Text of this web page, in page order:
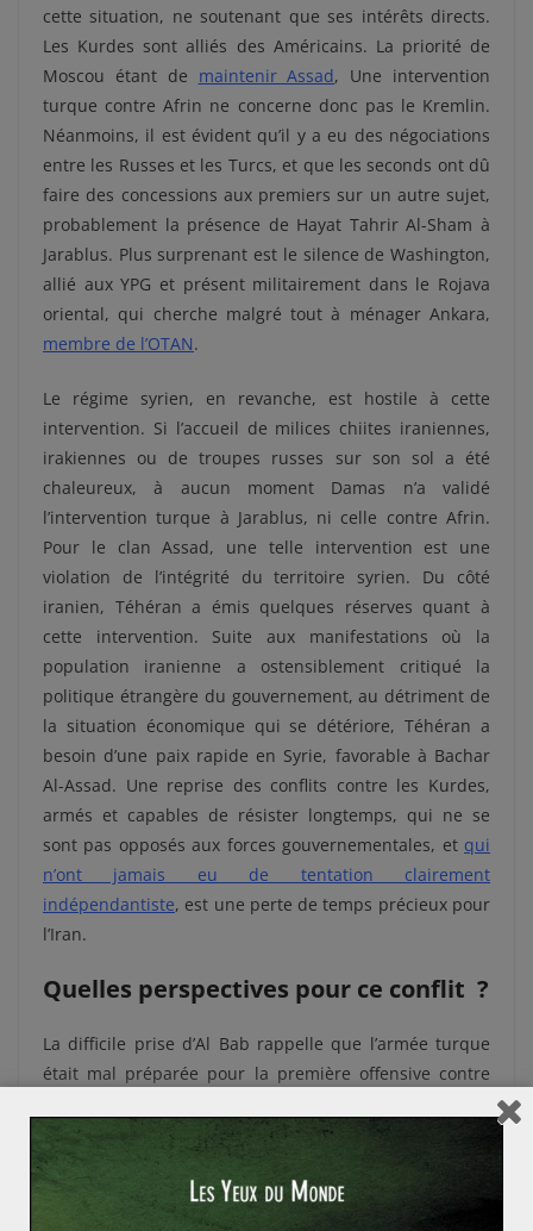
cette situation, ne soutenant que ses intérêts directs.
Les Kurdes sont alliés des Américains. La priorité de
Moscou étant de maintenir Assad, Une intervention
turque contre Afrin ne concerne donc pas le Kremlin.
Néanmoins, il est évident qu’il y a eu des négociations
entre les Russes et les Turcs, et que les seconds ont dû
faire des concessions aux premiers sur un autre sujet,
probablement la présence de Hayat Tahrir Al-Sham à
Jarablus. Plus surprenant est le silence de Washington,
allié aux YPG et présent militairement dans le Rojava
oriental, qui cherche malgré tout à ménager Ankara,
membre de l’OTAN.
Le régime syrien, en revanche, est hostile à cette
intervention. Si l’accueil de milices chiites iraniennes,
irakiennes ou de troupes russes sur son sol a été
chaleureux, à aucun moment Damas n’a validé
l’intervention turque à Jarablus, ni celle contre Afrin.
Pour le clan Assad, une telle intervention est une
violation de l’intégrité du territoire syrien. Du côté
iranien, Téhéran a émis quelques réserves quant à
cette intervention. Suite aux manifestations où la
population iranienne a ostensiblement critiqué la
politique étrangère du gouvernement, au détriment de
la situation économique qui se détériore, Téhéran a
besoin d’une paix rapide en Syrie, favorable à Bachar
Al-Assad. Une reprise des conflits contre les Kurdes,
armés et capables de résister longtemps, qui ne se
sont pas opposés aux forces gouvernementales, et qui
n’ont jamais eu de tentation clairement
indépendantiste, est une perte de temps précieux pour
l’Iran.
Quelles perspectives pour ce conflit ?
La difficile prise d’Al Bab rappelle que l’armée turque
était mal préparée pour la première offensive contre
un soutien international au terrorisme contre la
Turquie. Entre temps, Ankara a continué à acheter du
matériel militaire, notamment à la Russie et
Ce matériel ne sera peut être pas suffisant pour une